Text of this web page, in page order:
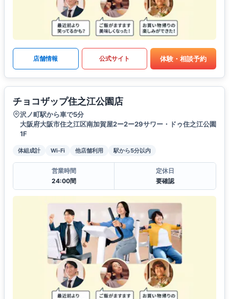
店舗情報 公式サイト 体験・相談予約
チョコザップ住之江公園店
沢ノ町駅から車で5分
大阪府大阪市住之江区南加賀屋2ー2ー29サワー・ドゥ住之江公園
1F
体組成計 Wi-Fi 他店舗利用 駅から5分以内
営業時間
24:00間
定休日
要確認